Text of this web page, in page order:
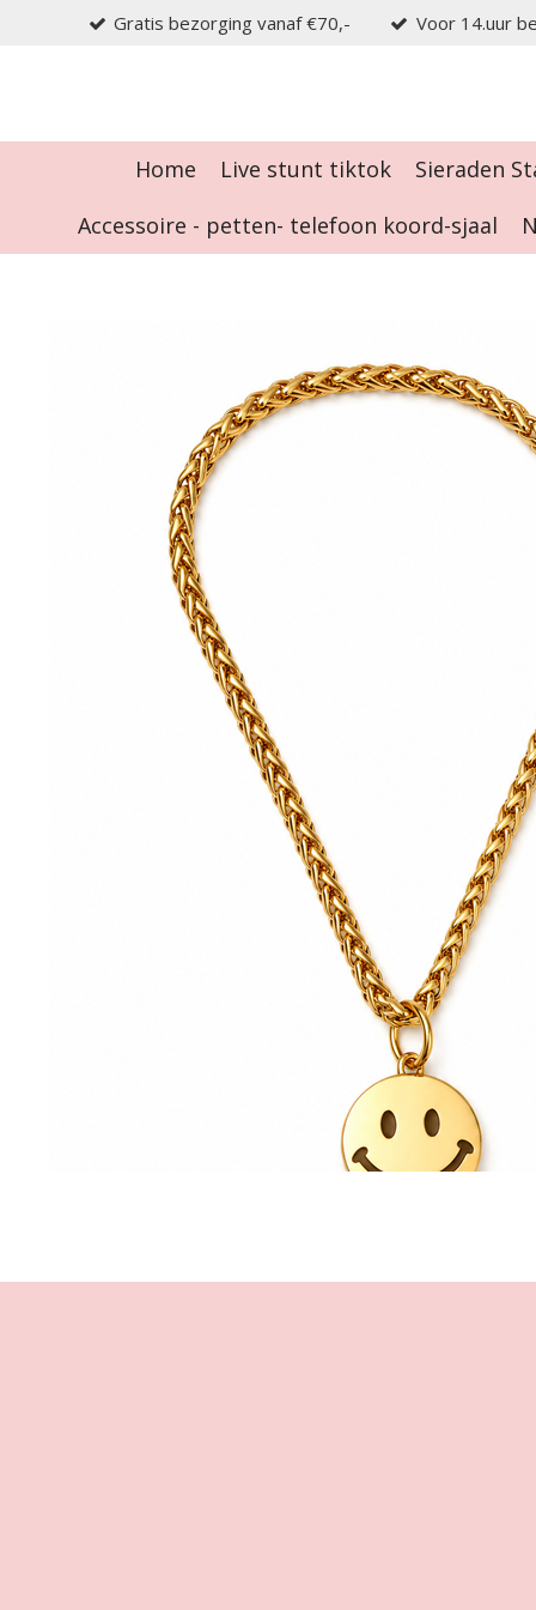
Gratis bezorging vanaf €70,- Voor 14.uur
Home Live stunt tiktok Sieraden
Accessoire - petten- telefoon koord-sjaal